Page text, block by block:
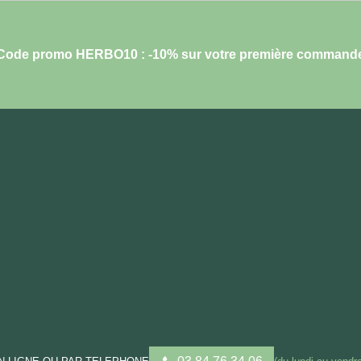
promo HERBO10 : -10% sur votre première